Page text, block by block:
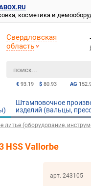
косметика и
AG
€ 93.19 $ 80.93
Свердловская
область
Штамповочное
изделий (вальцы,
литье (оборудование,
HSS Vallorbe
арт. 243105